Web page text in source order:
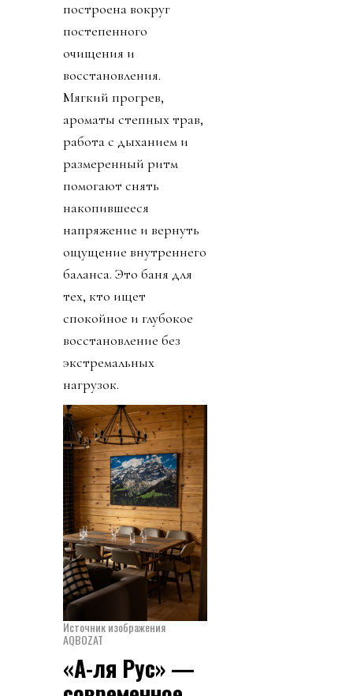
построена вокруг
постепенного
очищения и
восстановления.
Мягкий прогрев,
ароматы степных трав,
работа с дыханием и
размеренный ритм
помогают снять
накопившееся
напряжение и вернуть
ощущение внутреннего
баланса. Это баня для
тех, кто ищет
спокойное и глубокое
восстановление без
экстремальных
нагрузок.
Источник изображения
AQBOZAT
«А-ля Рус» —